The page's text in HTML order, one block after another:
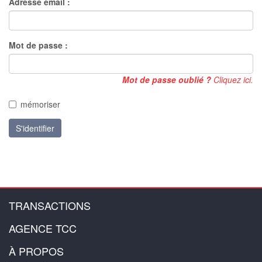
Mot de passe :
Mot de passe oublié ? Cliquez ici.
mémoriser
S'identifier
TRANSACTIONS
AGENCE TCC
À PROPOS